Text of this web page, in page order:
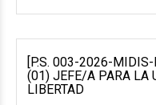
[P.S. 003-2026-
(01) JEFE/A PARA LA
LIBERTAD